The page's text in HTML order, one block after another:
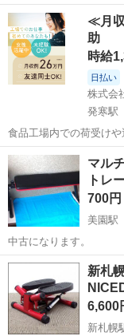
マシン アプリと連動可
ニングマシン 静音 家
シン 複線デザイ...
北海道 札幌市 麻
≪月
助
時給
日払い
株式会
発寒駅
食品工場内での荷受け
しい工場での勤務◎空
カー通勤可！工場敷地
幌市手稲区》 人気
北海道 札幌市
マル
トレ
700円
美園駅
中古になります。
北海道 札幌市 美
マルチシットアップ
新札
6,600
新札幌